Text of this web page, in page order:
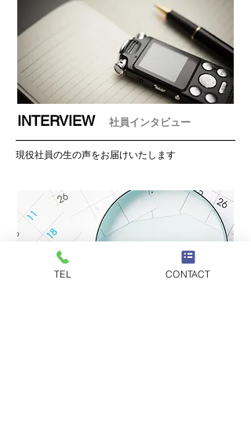
INTERVIEW 社員インタビュー
現役社員の生の声をお届けいたします
TEL CONTACT